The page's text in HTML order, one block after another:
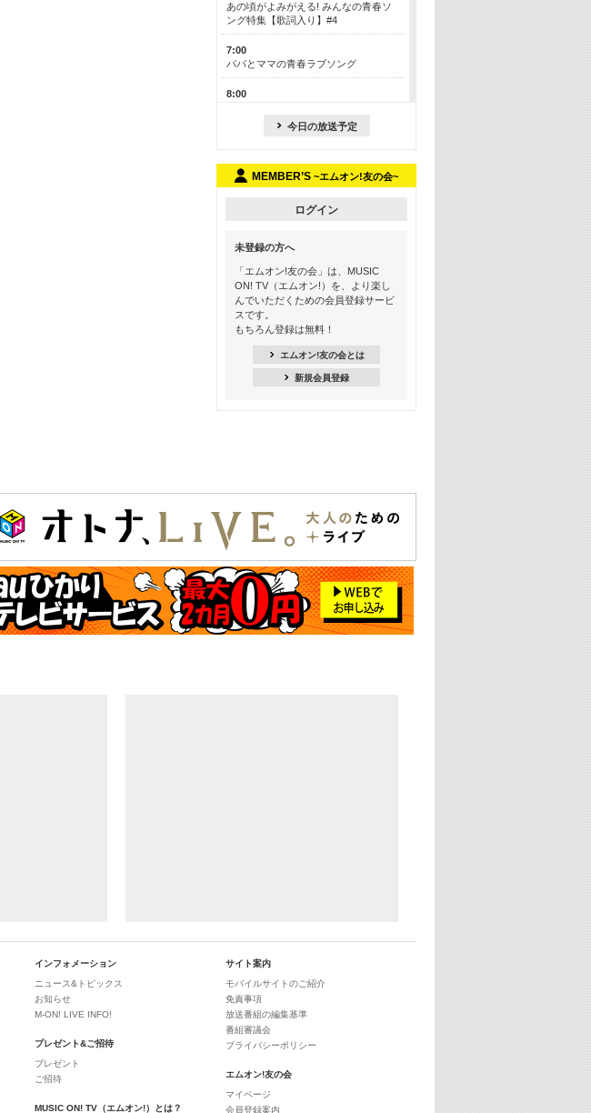
あの頃がよみがえる! みんなの青春ソ
ング特集【歌詞入り】#4
7:00
パパとママの青春ラブソング
8:00
13:00
15:30
この夏聴きたい! サマーソングメドレ
ー【歌詞入り】 #4
16:30
あのころK-POPヒッツ! 2021年
22:00
大人のための名曲セレクション ～バン
ド編～【歌詞入り】
22:30
今推したい! エムオン!おすすめミュー
ジックビデオ特集＜#28＞
23:00
今日の放送予定
MEMBER’S ~エムオン!友の会~
ログイン
未登録の方へ
「エムオン!友の会」は、MUSIC
ON! TV（エムオン!）を、より楽し
んでいただくための会員登録サービ
スです。
もちろん登録は無料！
エムオン!友の会とは
新規会員登録
インフォメーション
ニュース&トピックス
お知らせ
M-ON! LIVE INFO!
プレゼント&ご招待
プレゼント
ご招待
MUSIC ON! TV（エムオン!）とは？
サイト案内
モバイルサイトのご紹介
免責事項
放送番組の編集基準
番組審議会
プライバシーポリシー
エムオン!友の会
マイページ
会員登録案内